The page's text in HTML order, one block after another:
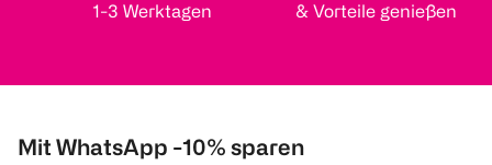
1-3 Werktagen
& Vorteile genießen
Mit WhatsApp -10% sparen